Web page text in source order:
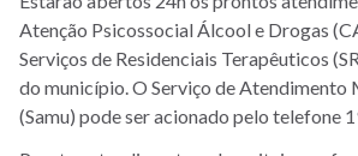
Atenção Psicossocial Álcool e Drogas
Serviços de Residenciais Terapêuticos
do município. O Serviço de Atendimento
(Samu) pode ser acionado pelo telefone